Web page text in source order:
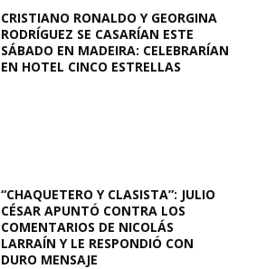
CRISTIANO RONALDO Y GEORGINA
RODRÍGUEZ SE CASARÍAN ESTE
SÁBADO EN MADEIRA: CELEBRARÍAN
EN HOTEL CINCO ESTRELLAS
“CHAQUETERO Y CLASISTA”: JULIO
CÉSAR APUNTÓ CONTRA LOS
COMENTARIOS DE NICOLÁS
LARRAÍN Y LE RESPONDIÓ CON
DURO MENSAJE